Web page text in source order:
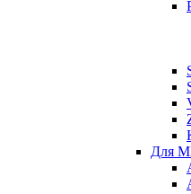
Для